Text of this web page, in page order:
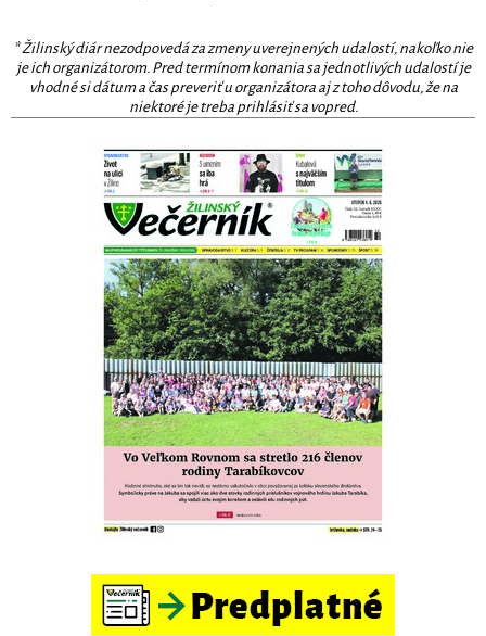
* Žilinský diár nezodpovedá za zmeny uverejnených udalostí, nakoľko nie
je ich organizátorom. Pred termínom konania sa jednotlivých udalostí je
vhodné si dátum a čas preveriť u organizátora aj z toho dôvodu, že na
niektoré je treba prihlásiť sa vopred.